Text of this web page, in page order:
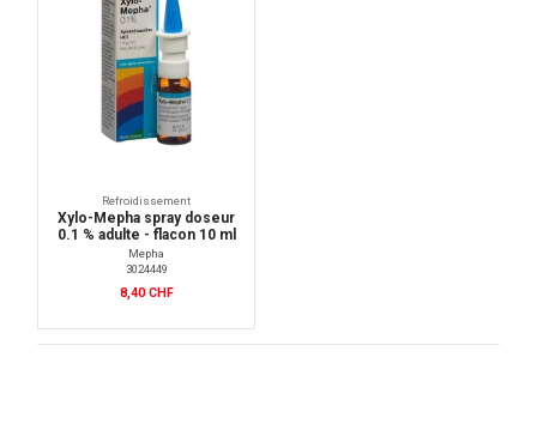
Refroidissement
Xylo-Mepha spray doseur
0.1 % adulte - flacon 10 ml
Mepha
3024449
8,40 CHF